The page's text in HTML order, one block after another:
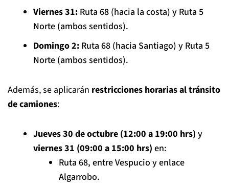
Viernes 31: Ruta 68 (hacia la costa) y Ruta 5
Norte (ambos sentidos).
Domingo 2: Ruta 68 (hacia Santiago) y Ruta 5
Norte (ambos sentidos).
Además, se aplicarán restricciones horarias al tránsito
de camiones:
Jueves 30 de octubre (12:00 a 19:00 hrs) y
viernes 31 (09:00 a 15:00 hrs) en:
Ruta 68, entre Vespucio y enlace
Algarrobo.